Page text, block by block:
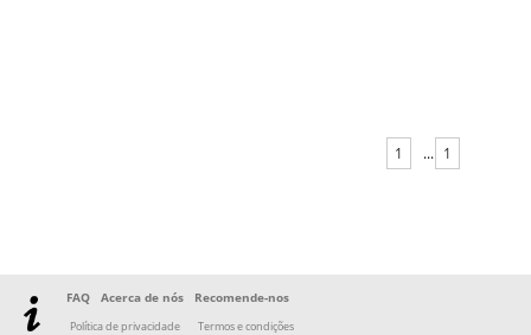
1 ... 1
FAQ Acerca de nós Recomende-nos
Política de privacidade Termos e condições